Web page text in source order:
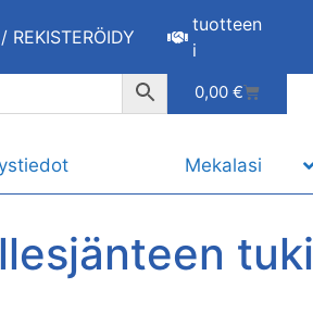
REKISTERÖIDY
tuotteen
i
0,00 €
Mekalasi
tuki